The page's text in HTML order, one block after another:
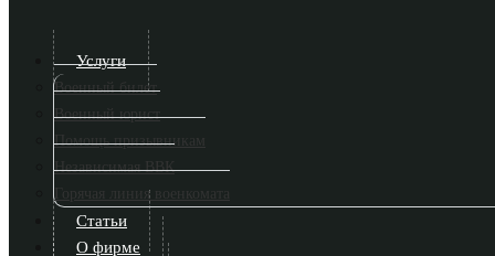
Услуги
Военный билет
Военный юрист
Помощь призывникам
Независимая ВВК
Горячая линия военкомата
Статьи
О фирме